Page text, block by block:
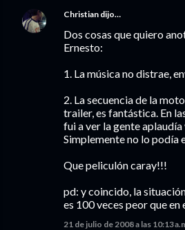
Christian dijo…
Dos cosas que quiero
Ernesto:
1. La música no distrae,
2. La secuencia de la
trailer, es fantástica. En
fui a ver la gente
Simplemente no lo podía
Que peliculón caray!!!
pd: y coincido, la
es 100 veces peor que en
21 de julio de 2008 a las 10:13